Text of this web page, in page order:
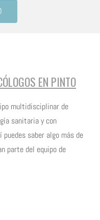
EN PINTO
multidisciplinar de
sanitaria y con
saber algo más de
parte del equipo de